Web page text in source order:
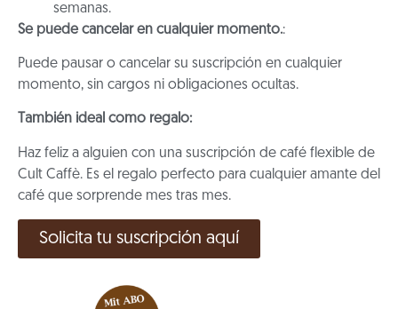
semanas.
Se puede cancelar en cualquier momento.:
Puede pausar o cancelar su suscripción en cualquier
momento, sin cargos ni obligaciones ocultas.
También ideal como regalo:
Haz feliz a alguien con una suscripción de café flexible de
Cult Caffè. Es el regalo perfecto para cualquier amante del
café que sorprende mes tras mes.
Solicita tu suscripción aquí